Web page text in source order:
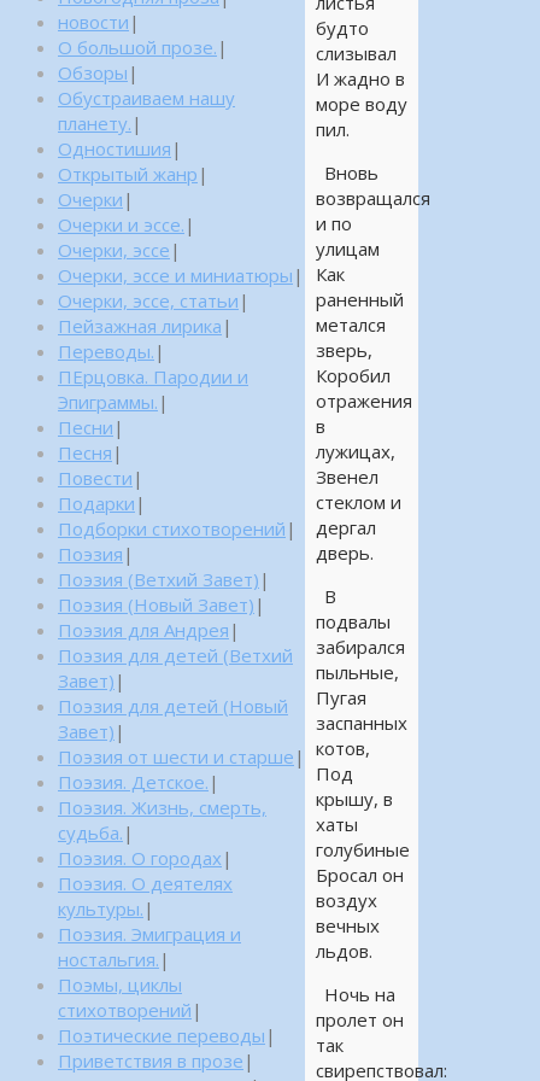
будто
слизывал
И жадно в
море воду
пил.
Вновь
возвращался
и по
улицам
Как
раненный
метался
зверь,
Коробил
отражения
в
лужицах,
Звенел
стеклом и
дергал
дверь.
В
подвалы
забирался
пыльные,
Пугая
заспанных
котов,
Под
крышу, в
хаты
голубиные
Бросал он
воздух
вечных
льдов.
Ночь на
пролет он
так
свирепствовал:
новости |
О большой прозе. |
Обзоры |
Обустраиваем нашу
планету. |
Одностишия |
Открытый жанр |
Очерки |
Очерки и эссе. |
Очерки, эссе |
Очерки, эссе и миниатюры |
Очерки, эссе, статьи |
Пейзажная лирика |
Переводы. |
ПЕрцовка. Пародии и
Эпиграммы. |
Песни |
Песня |
Повести |
Подарки |
Подборки стихотворений |
Поэзия |
Поэзия (Ветхий Завет) |
Поэзия (Новый Завет) |
Поэзия для Андрея |
Поэзия для детей (Ветхий
Завет) |
Поэзия для детей (Новый
Завет) |
Поэзия от шести и старше |
Поэзия. Детское. |
Поэзия. Жизнь, смерть,
судьба. |
Поэзия. О городах |
Поэзия. О деятелях
культуры. |
Поэзия. Эмиграция и
ностальгия. |
Поэмы, циклы
стихотворений |
Поэтические переводы |
Приветствия в прозе |